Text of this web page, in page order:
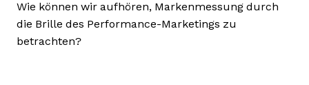
Wie können wir aufhören, Markenmessung durch
die Brille des Performance-Marketings zu
betrachten?